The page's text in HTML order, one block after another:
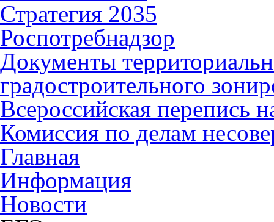
Стратегия 2035
Роспотребнадзор
Документы
градостроительного
Всероссийская перепись
Комиссия по делам
Главная
Информация
Новости